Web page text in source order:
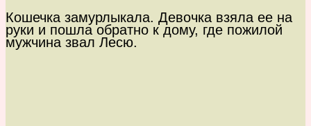
Кошечка замурлыкала. Девочка взяла ее на
руки и пошла обратно к дому, где пожилой
мужчина звал Лесю.